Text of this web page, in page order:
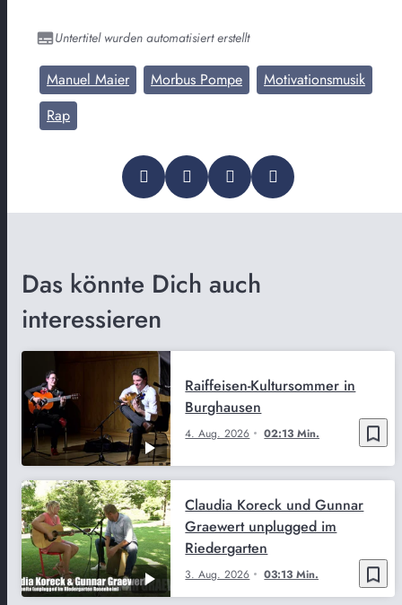
Untertitel wurden automatisiert erstellt
Manuel Maier Morbus Pompe
Motivationsmusik
Rap
Das könnte Dich auch
interessieren
bookmark_border
4. Aug. 2026 02:13 Min.
Raiffeisen-Kultursommer in
Burghausen
bookmark_border
3. Aug. 2026 03:13 Min.
Claudia Koreck und Gunnar
Graewert unplugged im
Riedergarten